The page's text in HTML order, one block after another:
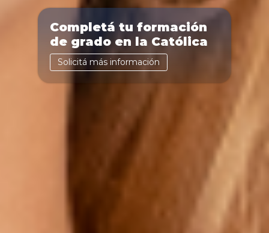
Completá tu formación
de grado en la Católica
Solicitá más información